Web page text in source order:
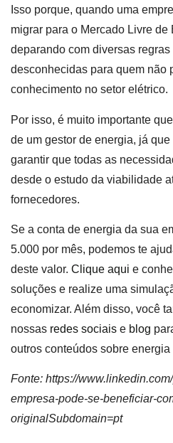
Isso porque, quando uma
migrar para o Mercado Livre
deparando com diversas
desconhecidas para quem não
conhecimento no setor elétrico.
Por isso, é muito importante
de um gestor de energia, já
garantir que todas as
desde o estudo da viabilidade
fornecedores.
Se a conta de energia da sua
5.000 por mês, podemos te
deste valor. Clique aqui e
soluções e realize uma
economizar. Além disso, você
nossas redes sociais e blog
outros conteúdos sobre
Fonte: https://
empresa-pode-se-beneficiar-
originalSubdomain=pt